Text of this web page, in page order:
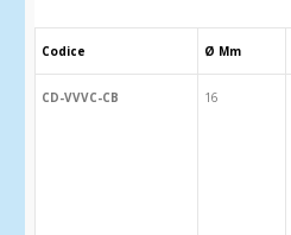
Codice Ø Mm
CD-VVVC-CB 16